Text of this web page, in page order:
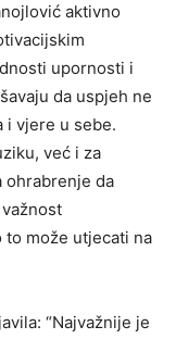
aktivno
upornosti i
da uspjeh ne
i vjere u sebe.
već i za
ohrabrenje da
to može utjecati na
“Najvažnije je